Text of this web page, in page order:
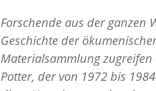
Forschende aus der ganzen
Geschichte der
Materialsammlung
Potter, der von 1972 bis